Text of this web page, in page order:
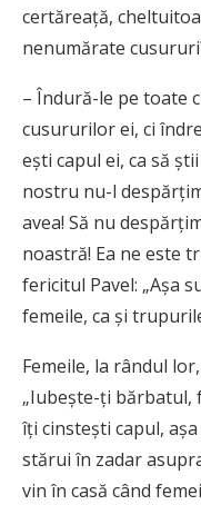
certăreață,
nenumărate
– Îndură-le pe toate
cusururilor ei, ci
ești capul ei, ca să
nostru nu-l
avea! Să nu
noastră! Ea ne este
fericitul Pavel: „Așa
femeile, ca și
Femeile, la rândul
„Iubește-ți bărbatul,
îți cinstești capul,
stărui în zadar
vin în casă când